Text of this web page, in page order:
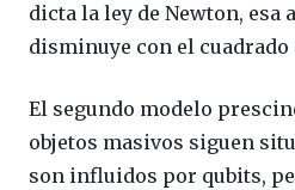
dicta la ley de Newton, esa
disminuye con el cuadrado
El segundo modelo
objetos masivos siguen
son influidos por qubits,